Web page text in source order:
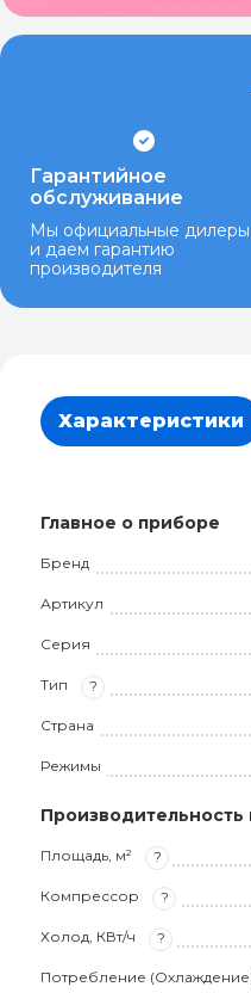
Гарантийное
обслуживание
Мы официальные дилеры
и даем гарантию
производителя
Характеристики
Главное о приборе
Бренд
Артикул
Серия
Тип ?
Страна
Режимы
Производительность
Площадь, м² ?
Компрессор ?
Холод, КВт/ч ?
Потребление